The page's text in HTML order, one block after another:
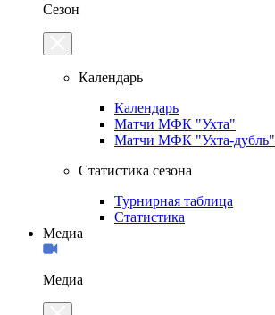
Сезон
Календарь
Календарь
Матчи МФК "Ухта"
Матчи МФК "Ухта-дубль"
Статистика сезона
Турнирная таблица
Статистика
Медиа
Медиа